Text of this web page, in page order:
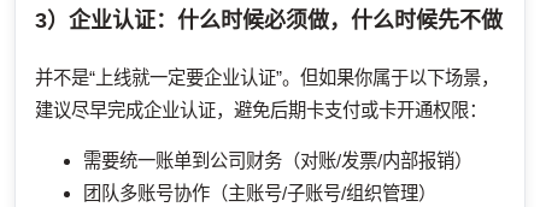
3）企业认证：什么时候必须做，什么时候先不做
并不是“上线就一定要企业认证”。但如果你属于以下场景，
建议尽早完成企业认证，避免后期卡支付或卡开通权限：
需要统一账单到公司财务（对账/发票/内部报销）
团队多账号协作（主账号/子账号/组织管理）